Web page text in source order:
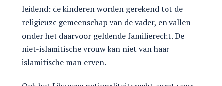
leidend: de kinderen worden gerekend tot de
religieuze gemeenschap van de vader, en vallen
onder het daarvoor geldende familierecht. De
niet-islamitische vrouw kan niet van haar
islamitische man erven.